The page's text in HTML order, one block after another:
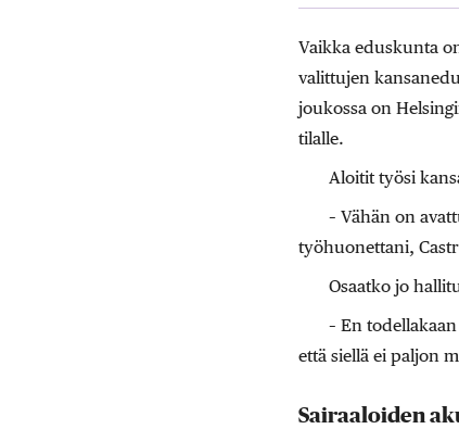
Vaikka eduskunta
valittujen
joukossa on
tilalle.
Aloitit työsi
– Vähän on
työhuonettani,
Osaatko jo
– En
että siellä ei paljon
Sairaaloiden